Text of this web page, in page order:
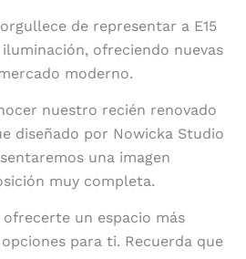
de representar a E15
ofreciendo nuevas
moderno.
nuestro recién renovado
diseñado por Nowicka Studio
una imagen
muy completa.
un espacio más
para ti. Recuerda que